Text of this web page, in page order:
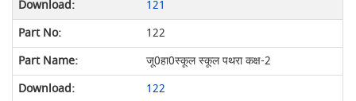
121
122
जू0हा0स्कूल स्कूल पथरा कक्ष-2
122